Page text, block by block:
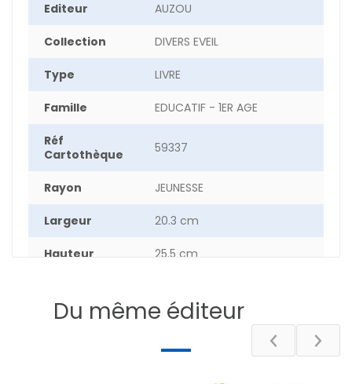
Editeur AUZOU
Collection DIVERS EVEIL
Type LIVRE
Famille EDUCATIF - 1ER AGE
Réf
Cartothèque
59337
Rayon JEUNESSE
Largeur 20.3 cm
Hauteur 25.5 cm
Poids 42 g
Du même éditeur